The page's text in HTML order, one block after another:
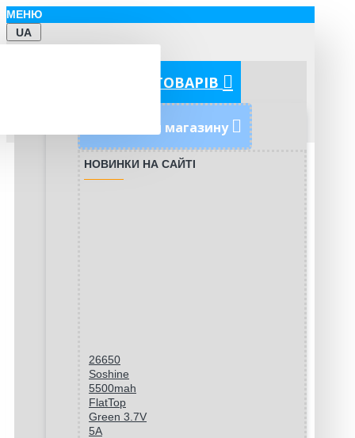
МЕНЮ
UA
КАТЕГОРІЇ ТОВАРІВ
Новинки магазину
НОВИНКИ НА САЙТІ
26650
Soshine
5500mah
FlatTop
Green 3.7V
5A